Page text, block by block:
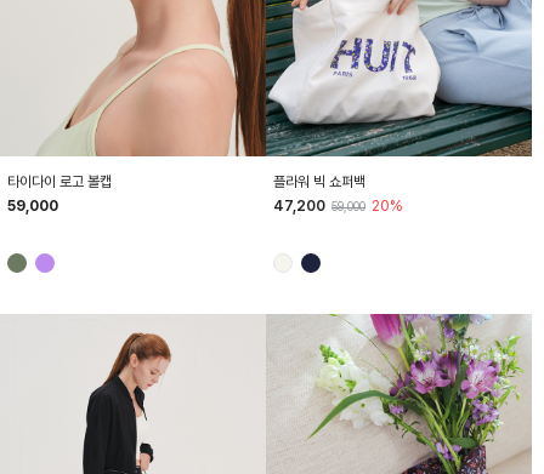
타이다이 로고 볼캡
59,000
플라워 빅 쇼퍼백
47,200 59,000 20%